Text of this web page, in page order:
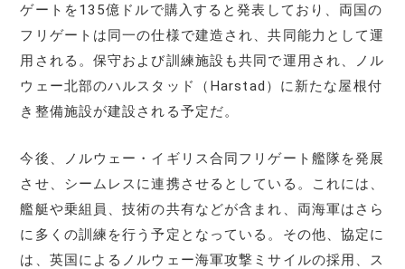
ゲートを135億ドルで購入すると発表しており、両国の
フリゲートは同一の仕様で建造され、共同能力として運
用される。保守および訓練施設も共同で運用され、ノル
ウェー北部のハルスタッド（Harstad）に新たな屋根付
き整備施設が建設される予定だ。
今後、ノルウェー・イギリス合同フリゲート艦隊を発展
させ、シームレスに連携させるとしている。これには、
艦艇や乗組員、技術の共有などが含まれ、両海軍はさら
に多くの訓練を行う予定となっている。その他、協定に
は、英国によるノルウェー海軍攻撃ミサイルの採用、ス